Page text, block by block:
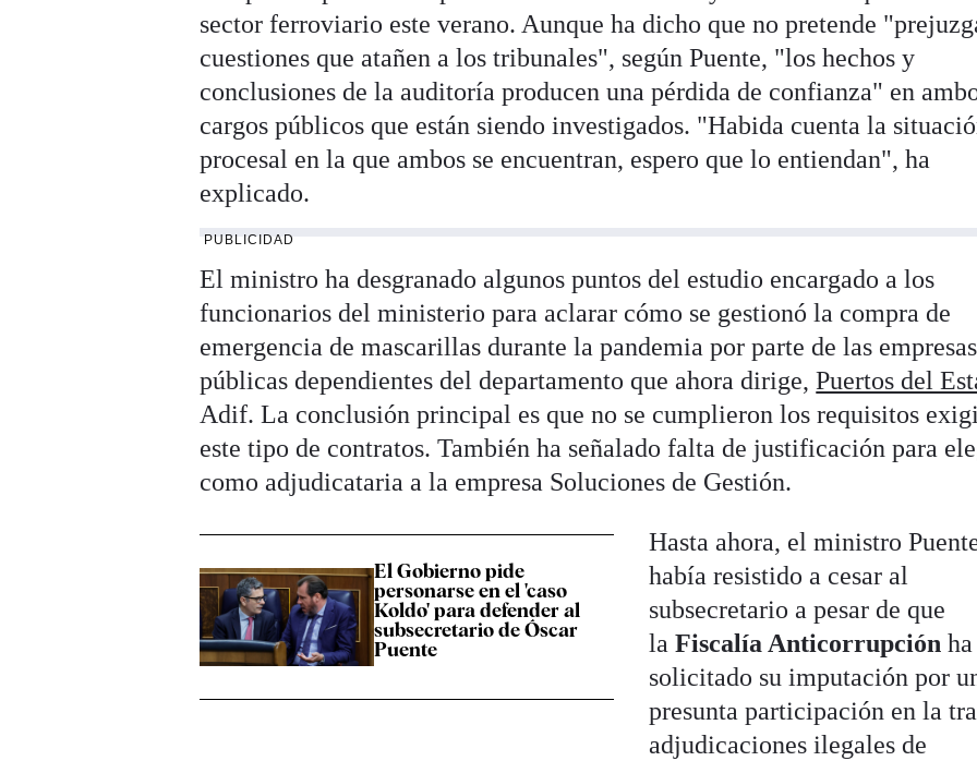
sector ferroviario este verano. Aunque ha dicho que no pretende
cuestiones que atañen a los tribunales", según Puente, "los hechos y
conclusiones de la auditoría producen una pérdida de confianza" en
cargos públicos que están siendo investigados. "Habida cuenta la
procesal en la que ambos se encuentran, espero que lo entiendan", ha
explicado.
PUBLICIDAD
El ministro ha desgranado algunos puntos del estudio encargado a los
funcionarios del ministerio para aclarar cómo se gestionó la compra de
emergencia de mascarillas durante la pandemia por parte de las empresas
públicas dependientes del departamento que ahora dirige,Puertos del
Adif. La conclusión principal es que no se cumplieron los requisitos
este tipo de contratos. También ha señalado falta de justificación para
como adjudicataria a la empresa Soluciones de Gestión.
El Gobierno pide
personarse en el 'caso
Koldo' para defender al
subsecretario de Óscar
Puente
Hasta ahora, el ministro
había resistido a cesar al
subsecretario a pesar de que
laFiscalía Anticorrupción ha
solicitado su imputación por
presunta participación en la
adjudicaciones ilegales de